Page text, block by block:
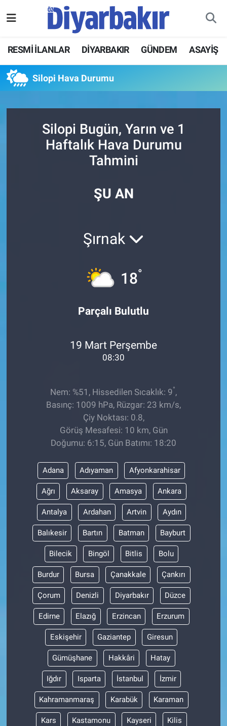
RESMİ İLANLAR DİYARBAKIR GÜNDEM ASAYİŞ
Silopi Hava Durumu
Silopi Bugün, Yarın ve 1
Haftalık Hava Durumu
Tahmini
ŞU AN
Şırnak
18°
Parçalı Bulutlu
19 Mart Perşembe
08:30
Nem: %51, Hissedilen Sıcaklık: 9°,
Basınç: 1009 hPa, Rüzgar: 23 km/s,
Çiy Noktası: 0.8,
Görüş Mesafesi: 10 km, Gün
Doğumu: 6:15, Gün Batımı: 18:20
Adana Adıyaman Afyonkarahisar
Ağrı Aksaray Amasya Ankara
Antalya Ardahan Artvin Aydın
Balıkesir Bartın Batman Bayburt
Bilecik Bingöl Bitlis Bolu
Burdur Bursa Çanakkale Çankırı
Çorum Denizli Diyarbakır Düzce
Edirne Elazığ Erzincan Erzurum
Eskişehir Gaziantep Giresun
Gümüşhane Hakkâri Hatay
Iğdır Isparta İstanbul İzmir
Kahramanmaraş Karabük Karaman
Kars Kastamonu Kayseri Kilis
ASAYİŞ
DİYARBAKIR
GÜNDEM
Hava Durumu
Namaz Vakitleri
Süper Lig Puan Durumu ve Fikstür
Son Dakika Haberleri